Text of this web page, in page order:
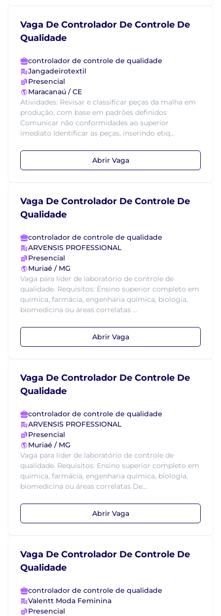
Vaga De Controlador De Controle De
Qualidade
controlador de controle de qualidade
Jangadeirotextil
Presencial
Maracanaú / CE
Atividades: Revisar e classificar peças da malha em
produção, com base em padrões definidos
Comunicar não conformidades ao superior
imediato Identificar as peças, inserindo etiq...
Abrir Vaga
Vaga De Controlador De Controle De
Qualidade
controlador de controle de qualidade
ARVENSIS PROFESSIONAL
Presencial
Muriaé / MG
Vaga para líder de laboratório de controle de
qualidade. Requisitos: Ensino superior completo em
química, farmácia, engenharia química, biologia,
biomedicina ou áreas correlatas ...
Abrir Vaga
Vaga De Controlador De Controle De
Qualidade
controlador de controle de qualidade
ARVENSIS PROFESSIONAL
Presencial
Muriaé / MG
Vaga para líder de laboratório de controle de
qualidade. Requisitos: Ensino superior completo em
química, farmácia, engenharia química, biologia,
biomedicina ou áreas correlatas De...
Abrir Vaga
Vaga De Controlador De Controle De
Qualidade
controlador de controle de qualidade
Valentt Moda Feminina
Presencial